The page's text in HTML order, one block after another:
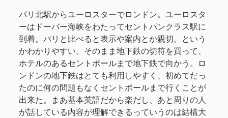
パリ北駅からユーロスターでロンドン。ユーロスタ
ーはドーバー海峡をわたってセントパンクラス駅に
到着。パリと比べると表示や案内とか親切。という
かわかりやすい。そのまま地下鉄の切符を買って、
ホテルのあるセントポールまで地下鉄で向かう。ロ
ンドンの地下鉄はとても利用しやすく、初めてだっ
たのに何の問題もなくセントポールまで行くことが
出来た。まあ基本英語だから楽だし、あと周りの人
が話している内容が理解できるっていうのは結構大